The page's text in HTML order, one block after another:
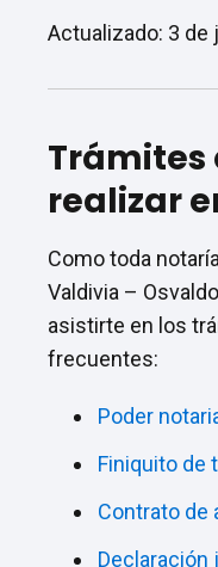
Actualizado: 3 de
Trámites
realizar
Como toda
Valdivia –
asistirte en los
frecuentes:
Poder
Finiquito de
Contrato de
Declaración